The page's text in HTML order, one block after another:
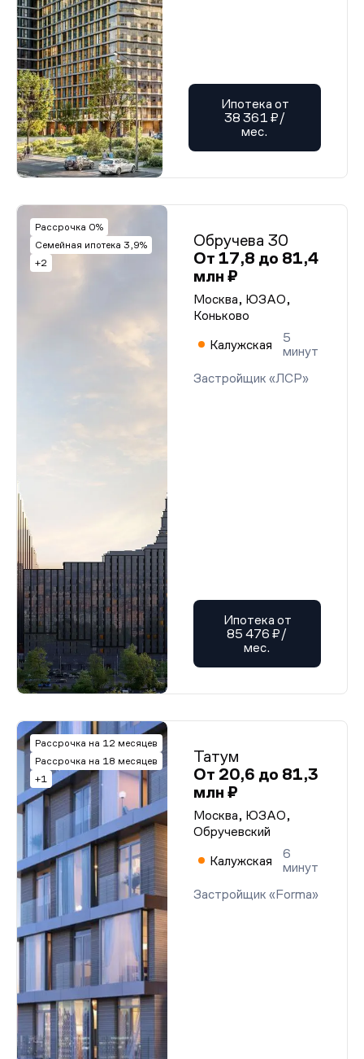
Ипотека от
38 361 ₽/
мес.
Рассрочка 0%
Семейная ипотека 3,9%
+2
Обручева 30
От 17,8 до 81,4
млн ₽
Москва, ЮЗАО,
Коньково
Калужская
5
минут
Застройщик «ЛСР»
Ипотека от
85 476 ₽/
мес.
Рассрочка на 12 месяцев
Рассрочка на 18 месяцев
+1
Татум
От 20,6 до 81,3
млн ₽
Москва, ЮЗАО,
Обручевский
Калужская
6
минут
Застройщик «Forma»